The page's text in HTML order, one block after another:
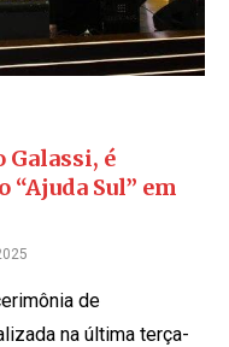
Galassi, é
Sul” em
de
na última terça-